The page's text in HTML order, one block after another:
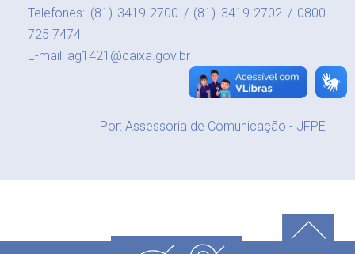
Telefones: (81) 3419-2700 / (81) 3419-2702 / 0800
725 7474
E-mail: ag1421@caixa.gov.br
Por: Assessoria de Comunicação - JFPE